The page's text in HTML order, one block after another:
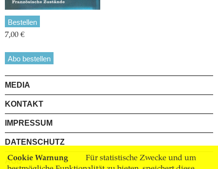
Cookie Warnung
Für statistische Zwecke und um
Bestellen
7,00 €
Abo bestellen
MEDIA
KONTAKT
IMPRESSUM
DATENSCHUTZ
AGB